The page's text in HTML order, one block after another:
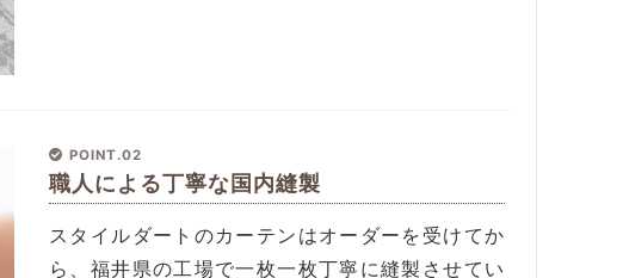
POINT.02
職人による丁寧な国内縫製
スタイルダートのカーテンはオーダーを受けてか
ら、福井県の工場で一枚一枚丁寧に縫製させてい